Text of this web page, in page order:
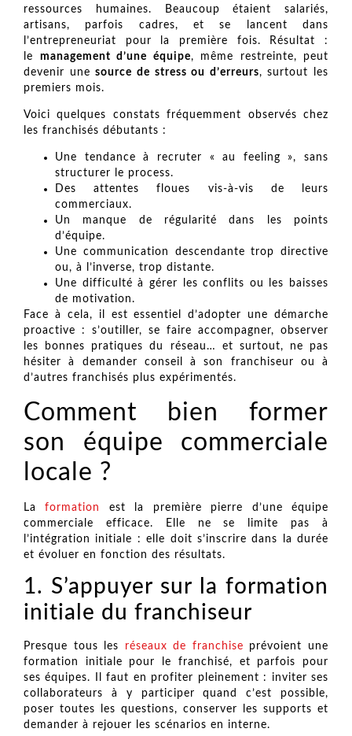
ressources humaines. Beaucoup étaient salariés,
artisans, parfois cadres, et se lancent dans
l’entrepreneuriat pour la première fois. Résultat :
le management d’une équipe, même restreinte, peut
devenir unesource de stress ou d’erreurs, surtout les
premiers mois.
Voici quelques constats fréquemment observés chez
les franchisés débutants :
Une tendance à recruter « au feeling », sans
structurer le process.
Des attentes floues vis-à-vis de leurs
commerciaux.
Un manque de régularité dans les points
d’équipe.
Une communication descendante trop directive
ou, à l’inverse, trop distante.
Une difficulté à gérer les conflits ou les baisses
de motivation.
Face à cela, il est essentiel d’adopter une démarche
proactive : s’outiller, se faire accompagner, observer
les bonnes pratiques du réseau… et surtout, ne pas
hésiter à demander conseil à son franchiseur ou à
d’autres franchisés plus expérimentés.
Comment bien former
son équipe commerciale
locale ?
Laformation
est la première pierre d’une équipe
commerciale efficace. Elle ne se limite pas à
l’intégration initiale : elle doit s’inscrire dans la durée
et évoluer en fonction des résultats.
1. S’appuyer sur la formation
initiale du franchiseur
Presque tous les réseaux de franchise prévoient une
formation initiale pour le franchisé, et parfois pour
ses équipes. Il faut en profiter pleinement : inviter ses
collaborateurs à y participer quand c’est possible,
poser toutes les questions, conserver les supports et
demander à rejouer les scénarios en interne.